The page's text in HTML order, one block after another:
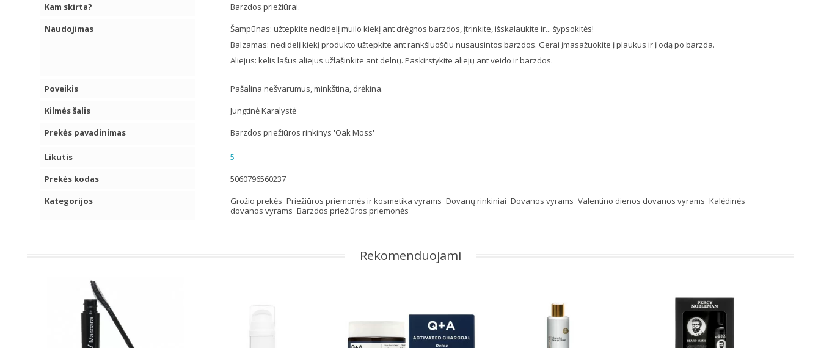
Kam skirta?
Barzdos priežiūrai.
Naudojimas
Šampūnas: užtepkite nedidelį muilo kiekį ant drėgnos barzdos, įtrinkite, išskalaukite ir... šypsokitės!
Balzamas: nedidelį kiekį produkto užtepkite ant rankšluoščiu nusausintos barzdos. Gerai įmasažuokite į plaukus ir į odą po barzda.
Aliejus: kelis lašus aliejus užlašinkite ant delnų. Paskirstykite aliejų ant veido ir barzdos.
Poveikis
Pašalina nešvarumus, minkština, drėkina.
Kilmės šalis
Jungtinė Karalystė
Prekės pavadinimas
Barzdos priežiūros rinkinys 'Oak Moss'
Likutis
5
Prekės kodas
5060796560237
Kategorijos
Grožio prekės Priežiūros priemonės ir kosmetika vyrams Dovanų rinkiniai Dovanos vyrams Valentino dienos dovanos vyrams Kalėdinės
dovanos vyrams Barzdos priežiūros priemonės
Rekomenduojami